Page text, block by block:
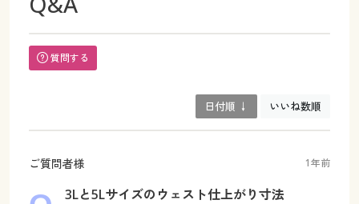
質問する
日付順 ↓ いいね数順
ご質問者様 1年前
3Lと5Lサイズのウェスト仕上がり寸法